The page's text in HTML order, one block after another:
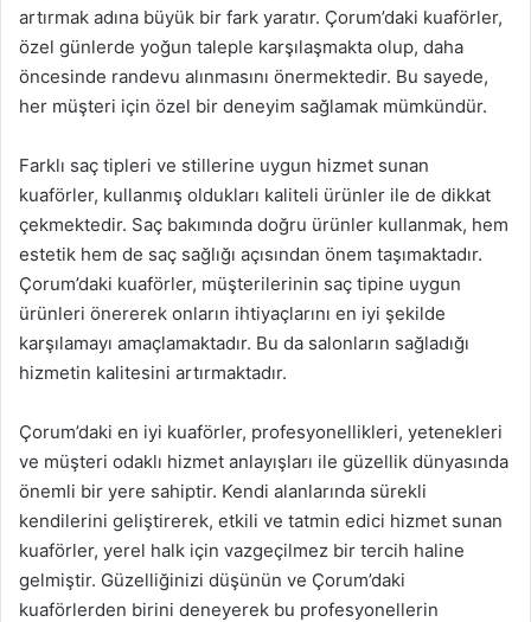
artırmak adına büyük bir fark yaratır. Çorum’daki kuaförler,
özel günlerde yoğun taleple karşılaşmakta olup, daha
öncesinde randevu alınmasını önermektedir. Bu sayede,
her müşteri için özel bir deneyim sağlamak mümkündür.
Farklı saç tipleri ve stillerine uygun hizmet sunan
kuaförler, kullanmış oldukları kaliteli ürünler ile de dikkat
çekmektedir. Saç bakımında doğru ürünler kullanmak, hem
estetik hem de saç sağlığı açısından önem taşımaktadır.
Çorum’daki kuaförler, müşterilerinin saç tipine uygun
ürünleri önererek onların ihtiyaçlarını en iyi şekilde
karşılamayı amaçlamaktadır. Bu da salonların sağladığı
hizmetin kalitesini artırmaktadır.
Çorum’daki en iyi kuaförler, profesyonellikleri, yetenekleri
ve müşteri odaklı hizmet anlayışları ile güzellik dünyasında
önemli bir yere sahiptir. Kendi alanlarında sürekli
kendilerini geliştirerek, etkili ve tatmin edici hizmet sunan
kuaförler, yerel halk için vazgeçilmez bir tercih haline
gelmiştir. Güzelliğinizi düşünün ve Çorum’daki
kuaförlerden birini deneyerek bu profesyonellerin